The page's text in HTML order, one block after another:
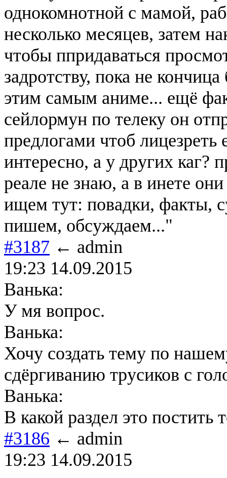
однокомнотной с мамой,
несколько месяцев, затем
чтобы ппридаваться
задротству, пока не
этим самым аниме... ещё
сейлормун по телеку он
предлогами чтоб лицезреть
интересно, а у других каг?
реале не знаю, а в инете
ищем тут: повадки, факты,
пишем, обсуждаем..."
#3187 ← admin
19:23 14.09.2015
Ванька:
У мя вопрос.
Ванька:
Хочу создать тему по
сдёргиванию трусиков с
Ванька:
В какой раздел это постить
#3186 ← admin
19:23 14.09.2015